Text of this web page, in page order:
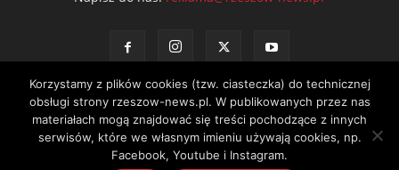
Kontakt Polityka prywatności Regulamin portalu
Korzystamy z plików cookies (tzw. ciasteczka) do technicznej
obsługi strony rzeszow-news.pl. W publikowanych przez nas
materiałach mogą znajdować się treści pochodzące z innych
serwisów, które we własnym imieniu używają cookies, np.
Facebook, Youtube i Instagram.